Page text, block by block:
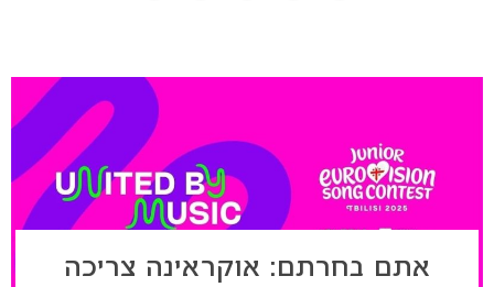
אתם בחרתם: אוקראינה צריכה